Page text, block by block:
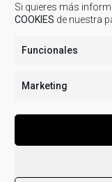
Si quieres más
COOKIES de nuestra
Funcionales
Marketing
Compartir...